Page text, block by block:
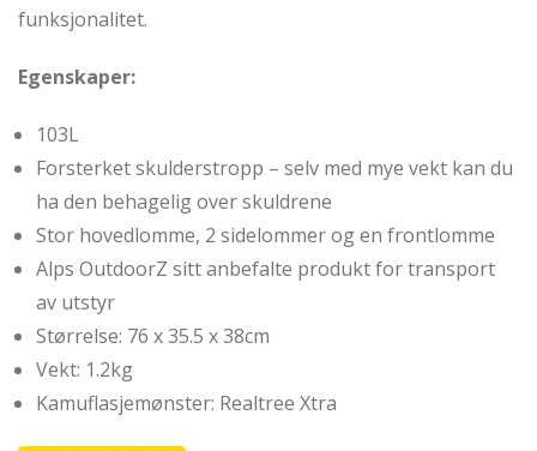
funksjonalitet.
Egenskaper:
103L
Forsterket skulderstropp – selv med mye vekt kan du
ha den behagelig over skuldrene
Stor hovedlomme, 2 sidelommer og en frontlomme
Alps OutdoorZ sitt anbefalte produkt for transport
av utstyr
Størrelse: 76 x 35.5 x 38cm
Vekt: 1.2kg
Kamuflasjemønster: Realtree Xtra